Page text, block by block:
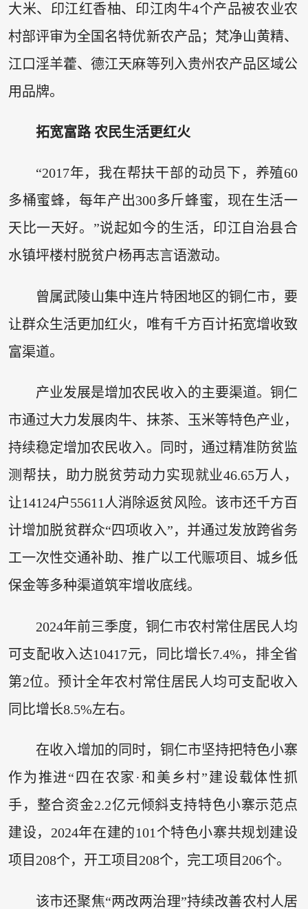
大米、印江红香柚、印江肉牛4个产品被农业农
村部评审为全国名特优新农产品；梵净山黄精、
江口淫羊藿、德江天麻等列入贵州农产品区域公
用品牌。
拓宽富路 农民生活更红火
“2017年，我在帮扶干部的动员下，养殖60
多桶蜜蜂，每年产出300多斤蜂蜜，现在生活一
天比一天好。”说起如今的生活，印江自治县合
水镇坪楼村脱贫户杨再志言语激动。
曾属武陵山集中连片特困地区的铜仁市，要
让群众生活更加红火，唯有千方百计拓宽增收致
富渠道。
产业发展是增加农民收入的主要渠道。铜仁
市通过大力发展肉牛、抹茶、玉米等特色产业，
持续稳定增加农民收入。同时，通过精准防贫监
测帮扶，助力脱贫劳动力实现就业46.65万人，
让14124户55611人消除返贫风险。该市还千方百
计增加脱贫群众“四项收入”，并通过发放跨省务
工一次性交通补助、推广以工代赈项目、城乡低
保金等多种渠道筑牢增收底线。
2024年前三季度，铜仁市农村常住居民人均
可支配收入达10417元，同比增长7.4%，排全省
第2位。预计全年农村常住居民人均可支配收入
同比增长8.5%左右。
在收入增加的同时，铜仁市坚持把特色小寨
作为推进“四在农家·和美乡村”建设载体性抓
手，整合资金2.2亿元倾斜支持特色小寨示范点
建设，2024年在建的101个特色小寨共规划建设
项目208个，开工项目208个，完工项目206个。
该市还聚焦“两改两治理”持续改善农村人居